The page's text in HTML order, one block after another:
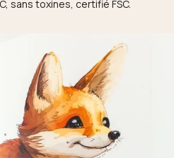
sans toxines, certifié FSC.